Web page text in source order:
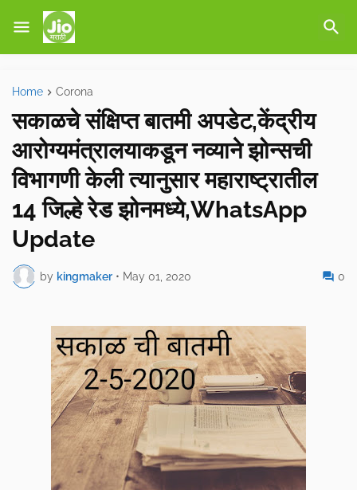
Home Corona
सकाळचे संक्षिप्त बातमी अपडेट,केंद्रीय
आरोग्यमंत्रालयाकडून नव्याने झोन्सची
विभागणी केली त्यानुसार महाराष्ट्रातील
14 जिल्हे रेड झोनमध्ये,WhatsApp
Update
by kingmaker • May 01, 2020 0